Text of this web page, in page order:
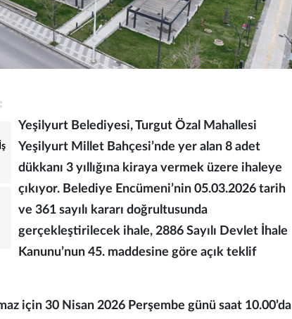
Yeşilyurt Belediyesi, Turgut Özal Mahallesi
Yeşilyurt Millet Bahçesi’nde yer alan 8 adet
dükkanı 3 yıllığına kiraya vermek üzere ihaleye
çıkıyor. Belediye Encümeni’nin 05.03.2026 tarih
ve 361 sayılı kararı doğrultusunda
gerçekleştirilecek ihale, 2886 Sayılı Devlet İhale
Kanunu’nun 45. maddesine göre açık teklif
için 30 Nisan 2026 Perşembe günü saat 10.00’da